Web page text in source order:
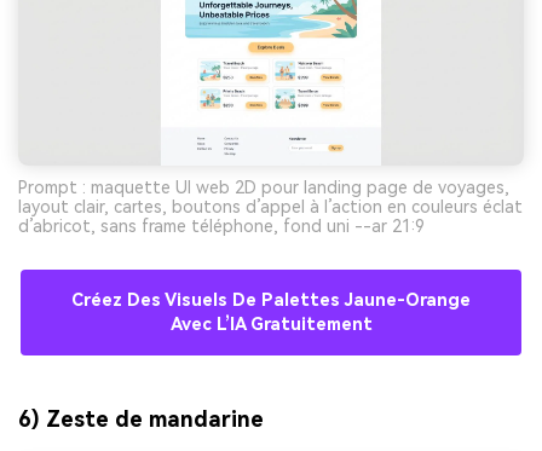
Prompt : maquette UI web 2D pour landing page de voyages,
layout clair, cartes, boutons d’appel à l’action en couleurs éclat
d’abricot, sans frame téléphone, fond uni --ar 21:9
Créez Des Visuels De Palettes Jaune-Orange
Avec L’IA Gratuitement
6) Zeste de mandarine